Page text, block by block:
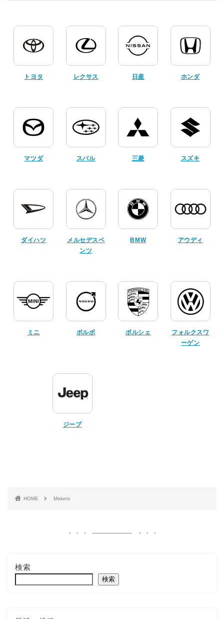
トヨタ レクサス 日産 ホンダ
マツダ スバル 三菱 スズキ
ダイハツ
メルセデスベ
ンツ
BMW アウディ
ミニ ボルボ ポルシェ
フォルクスワ
ーゲン
ジープ
HOME Makers
検索
検索